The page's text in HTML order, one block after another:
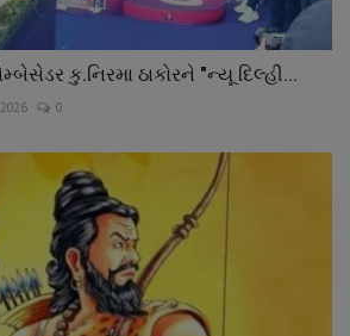
કુ.નિરમા ઠાકોરને "ન્યૂ દિલ્હી...
0